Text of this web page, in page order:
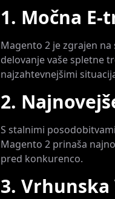
1. Močna
Magento 2 je zgrajen
delovanje vaše spletne
najzahtevnejšimi
2.
S stalnimi
Magento 2 prinaša
pred konkurenco.
3.